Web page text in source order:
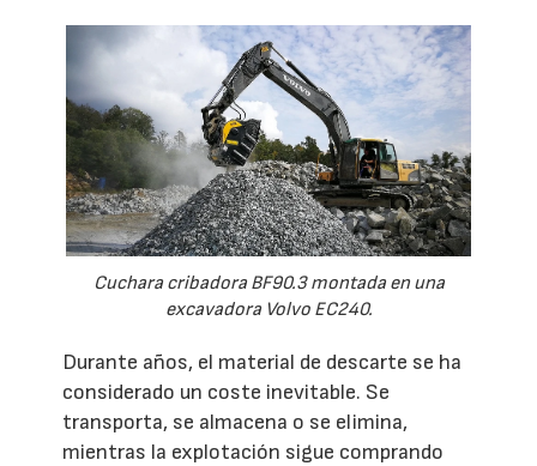
Cuchara cribadora BF90.3 montada en una
excavadora Volvo EC240.
Durante años, el material de descarte se ha
considerado un coste inevitable. Se
transporta, se almacena o se elimina,
mientras la explotación sigue comprando